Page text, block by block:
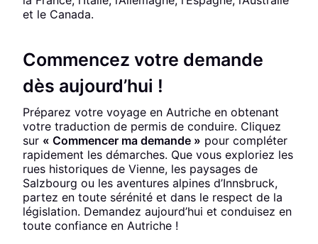
et le Canada.
Commencez votre demande
dès aujourd’hui !
Préparez votre voyage en Autriche en obtenant
votre traduction de permis de conduire. Cliquez
sur « Commencer ma demande » pour compléter
rapidement les démarches. Que vous exploriez les
rues historiques de Vienne, les paysages de
Salzbourg ou les aventures alpines d’Innsbruck,
partez en toute sérénité et dans le respect de la
législation. Demandez aujourd’hui et conduisez en
toute confiance en Autriche !